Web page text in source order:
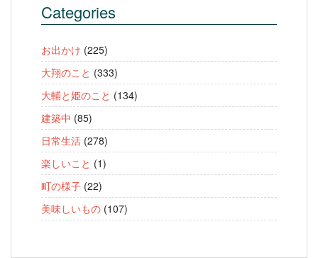
Categories
お出かけ (225)
大翔のこと (333)
大輔と姫のこと (134)
建築中 (85)
日常生活 (278)
楽しいこと (1)
町の様子 (22)
美味しいもの (107)